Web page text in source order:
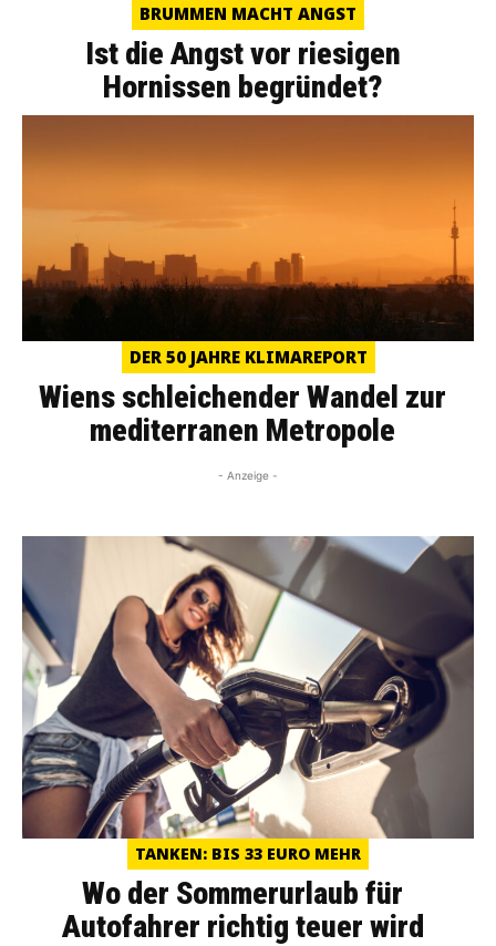
BRUMMEN MACHT ANGST
Ist die Angst vor riesigen
Hornissen begründet?
DER 50 JAHRE KLIMAREPORT
Wiens schleichender Wandel zur
mediterranen Metropole
- Anzeige -
TANKEN: BIS 33 EURO MEHR
Wo der Sommerurlaub für
Autofahrer richtig teuer wird